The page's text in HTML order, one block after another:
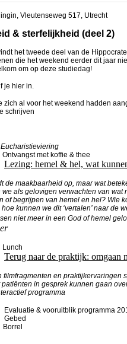
Vleutenseweg 517, Utrecht
& sterfelijkheid (deel 2)
het tweede deel van de
die het weekend eerder dit jaar
om op deze studiedag!
je hier in.
zich al voor het weekend hadden
schrijven
met koffie & thee
Lezing: hemel & hel, wat
de maakbaarheid op, maar wat
we als gelovigen verwachten van wat
of begrijpen van hemel en hel? Wie
kunnen we dit ‘vertalen’ naar de
niet meer in een God of hemel
Terug naar de praktijk: omgaan
filmfragmenten en praktijkervaringen
in gesprek kunnen gaan
programma
& vooruitblik programma
Gebed